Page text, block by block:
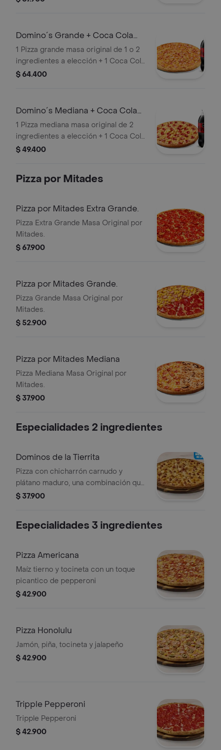
Domino´s Grande + Coca Cola
Zero 1.5lts.
1 Pizza grande masa original de 1 o 2
ingredientes a elección + 1 Coca Cola
Zero 1.5lts.
$ 64.400
Domino´s Mediana + Coca Cola
Zero 1.5lts
1 Pizza mediana masa original de 2
ingredientes a elección + 1 Coca Cola
Zero 1.5lts.
$ 49.400
Pizza por Mitades
Pizza por Mitades Extra Grande.
Pizza Extra Grande Masa Original por
Mitades.
$ 67.900
Pizza por Mitades Grande.
Pizza Grande Masa Original por
Mitades.
$ 52.900
Pizza por Mitades Mediana
Pizza Mediana Masa Original por
Mitades.
$ 37.900
Especialidades 2 ingredientes
Dominos de la Tierrita
Pizza con chicharrón carnudo y
plátano maduro, una combinación que
celebra los sabores de Colombia en
$ 37.900
Especialidades 3 ingredientes
Pizza Americana
Maíz tierno y tocineta con un toque
picantico de pepperoni
$ 42.900
Pizza Honolulu
Jamón, piña, tocineta y jalapeño
$ 42.900
Tripple Pepperoni
Tripple Pepperoni
$ 42.900